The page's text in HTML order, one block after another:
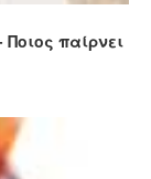
παίρνει